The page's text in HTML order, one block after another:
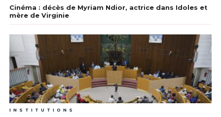
Cinéma : décès de Myriam Ndior, actrice dans Idoles et
mère de Virginie
INSTITUTIONS